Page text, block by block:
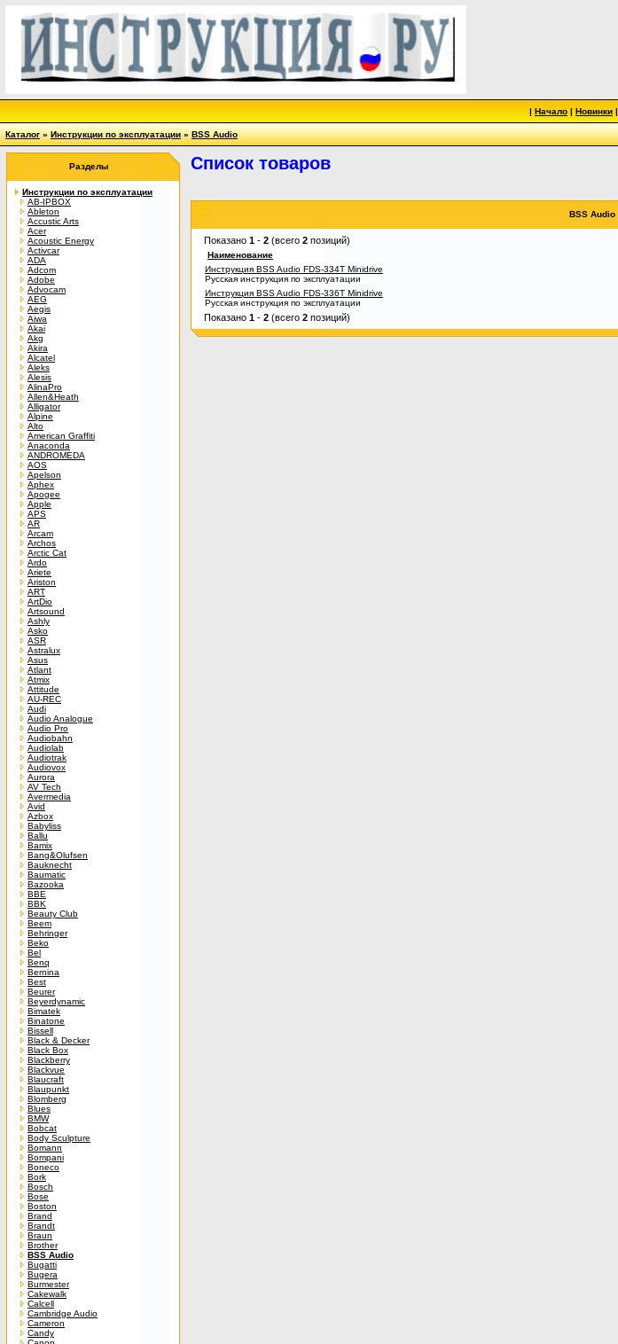
| Начало | Новинки |
Каталог»Инструкции по эксплуатации»BSS Audio
Разделы
Инструкции по эксплуатации
AB-IPBOX
Ableton
Accustic Arts
Acer
Acoustic Energy
Activcar
ADA
Adcom
Adobe
Advocam
AEG
Aegis
Aiwa
Akai
Akg
Akira
Alcatel
Aleks
Alesis
AlinaPro
Allen&Heath
Alligator
Alpine
Alto
American Graffiti
Anaconda
ANDROMEDA
AOS
Apelson
Aphex
Apogee
Apple
APS
AR
Arcam
Archos
Arctic Cat
Ardo
Ariete
Ariston
ART
ArtDio
Artsound
Ashly
Asko
ASR
Astralux
Asus
Atlant
Atmix
Attitude
AU-REC
Audi
Audio Analogue
Audio Pro
Audiobahn
Audiolab
Audiotrak
Audiovox
Aurora
AV Tech
Avermedia
Avid
Azbox
Babyliss
Ballu
Bamix
Bang&Olufsen
Bauknecht
Baumatic
Bazooka
BBE
BBK
Beauty Club
Beem
Behringer
Beko
Bel
Benq
Bernina
Best
Beurer
Beyerdynamic
Bimatek
Binatone
Bissell
Black & Decker
Black Box
Blackberry
Blackvue
Blaucraft
Blaupunkt
Blomberg
Blues
BMW
Bobcat
Body Sculpture
Bomann
Bompani
Boneco
Bork
Bosch
Bose
Boston
Brand
Brandt
Braun
Brother
BSS Audio
Bugatti
Bugera
Burmester
Cakewalk
Calcell
Cambridge Audio
Cameron
Candy
Список товаров
BSS Audio
Показано 1 - 2 (всего 2 позиций)
Наименование
Инструкция BSS Audio FDS-334T Minidrive
Русская инструкция по эксплуатации
Инструкция BSS Audio FDS-336T Minidrive
Русская инструкция по эксплуатации
Показано 1 - 2 (всего 2 позиций)